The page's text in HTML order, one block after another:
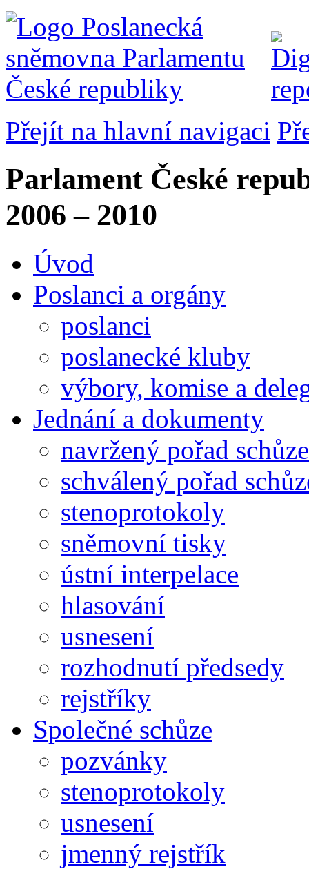
Přejít na hlavní navigaci
Parlament České
2006 – 2010
Úvod
Poslanci a orgány
poslanci
poslanecké kluby
výbory, komise a
Jednání a dokumenty
navržený pořad schůze
schválený pořad
stenoprotokoly
sněmovní tisky
ústní interpelace
hlasování
usnesení
rozhodnutí předsedy
rejstříky
Společné schůze
pozvánky
stenoprotokoly
usnesení
jmenný rejstřík